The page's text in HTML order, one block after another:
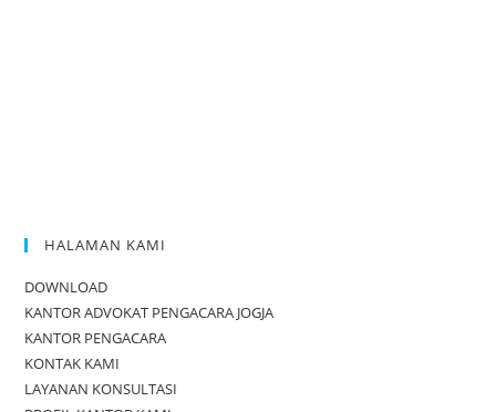
HALAMAN KAMI
DOWNLOAD
KANTOR ADVOKAT PENGACARA JOGJA
KANTOR PENGACARA
KONTAK KAMI
LAYANAN KONSULTASI